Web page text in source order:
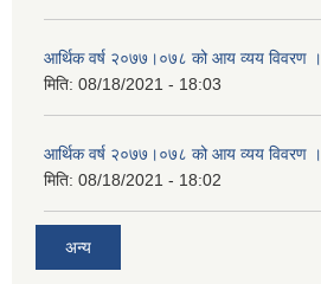
आर्थिक वर्ष २०७७।०७८ को आय व्यय विवरण ।
मिति: 08/18/2021 - 18:03
आर्थिक वर्ष २०७७।०७८ को आय व्यय विवरण ।
मिति: 08/18/2021 - 18:02
अन्य